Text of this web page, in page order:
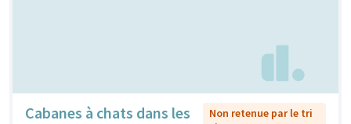
Cabanes à chats dans les
Non retenue par le tri